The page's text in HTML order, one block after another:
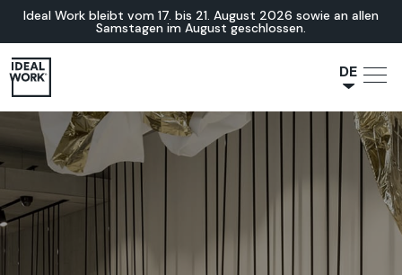
Ideal Work bleibt vom 17. bis 21. August 2026 sowie an allen
Samstagen im August geschlossen.
DE